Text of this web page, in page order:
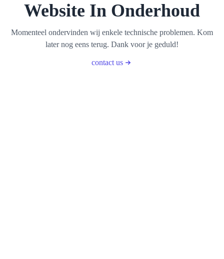
Website In Onderhoud
Momenteel ondervinden wij enkele technische problemen. Kom
later nog eens terug. Dank voor je geduld!
contact us